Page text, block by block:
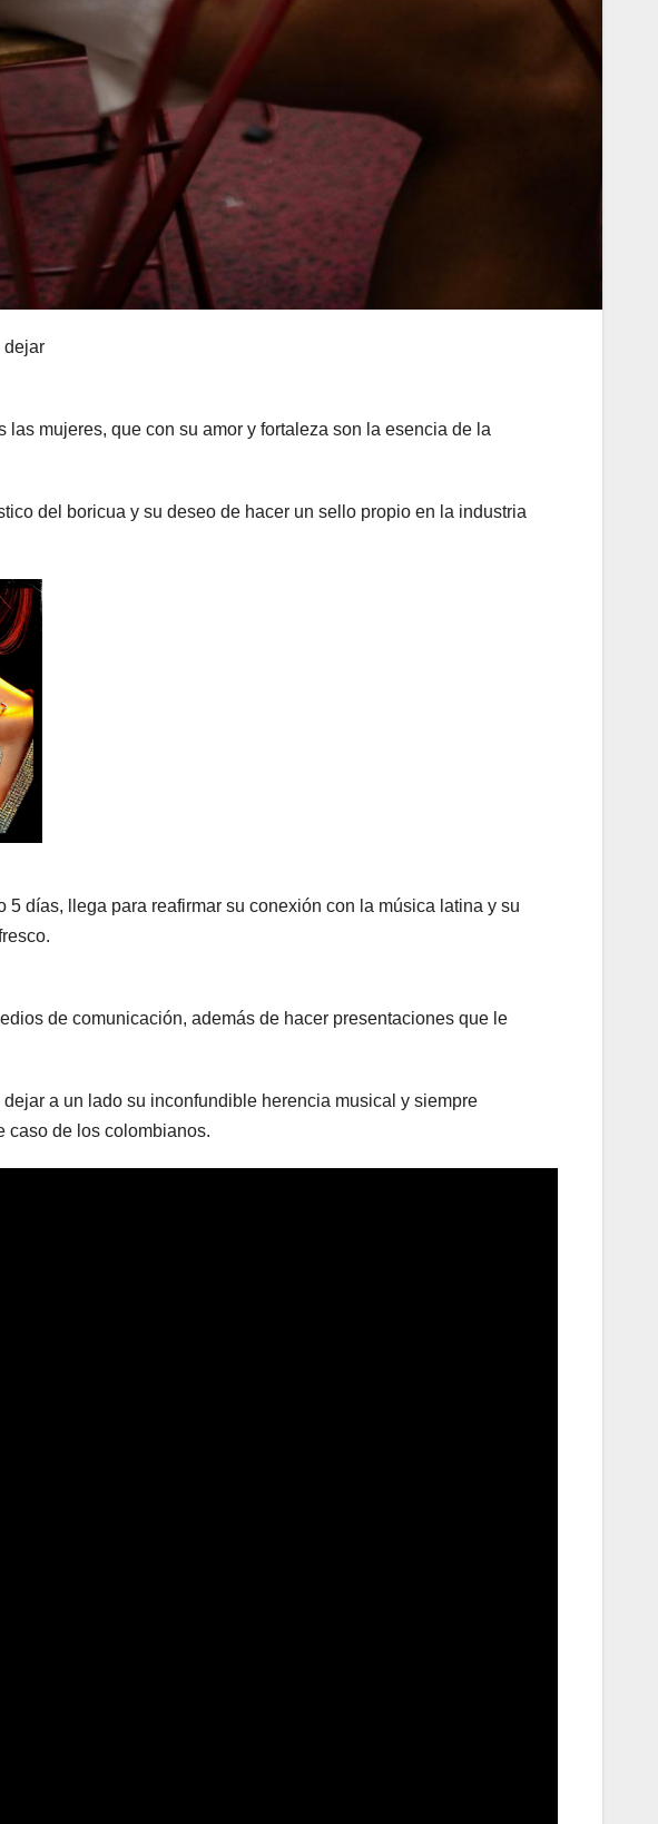
dejar
mujeres, que con su amor y fortaleza son la esencia de la
del boricua y su deseo de hacer un sello propio en la industria
días, llega para reafirmar su conexión con la música latina y su
de comunicación, además de hacer presentaciones que le
a un lado su inconfundible herencia musical y siempre
caso de los colombianos.